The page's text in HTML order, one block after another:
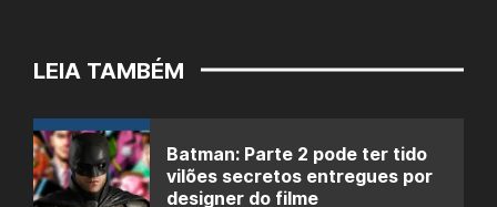
LEIA TAMBÉM
Batman: Parte 2 pode ter tido
vilões secretos entregues por
designer do filme